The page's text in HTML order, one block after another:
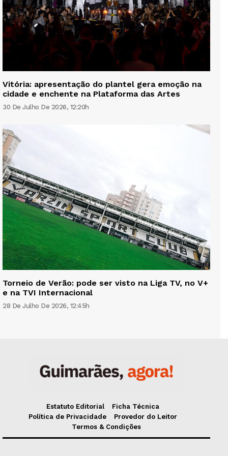
Vitória: apresentação do plantel gera emoção na
cidade e enchente na Plataforma das Artes
30 De Julho De 2026, 12:20h
Torneio de Verão: pode ser visto na Liga TV, no V+
e na TVI Internacional
28 De Julho De 2026, 12:45h
Estatuto Editorial
Ficha Técnica
Política de Privacidade
Provedor do Leitor
Termos & Condições